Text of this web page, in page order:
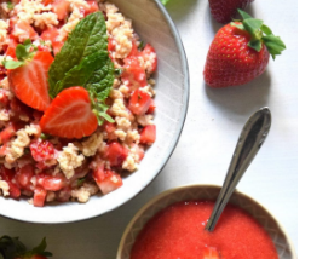
mit
und Minze
Süße Sünde